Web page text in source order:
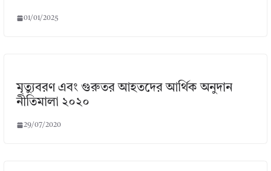
01/01/2025
মৃত্যুবরণ এবং গুরুতর আহতদের আর্থিক অনুদান
নীতিমালা ২০২০
29/07/2020